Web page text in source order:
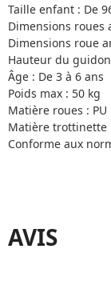
Taille enfant : De
Dimensions roues
Dimensions roue
Hauteur du
Âge : De 3 à 6 ans
Poids max : 50 kg
Matière roues : PU
Matière trottinette
Conforme aux
AVIS